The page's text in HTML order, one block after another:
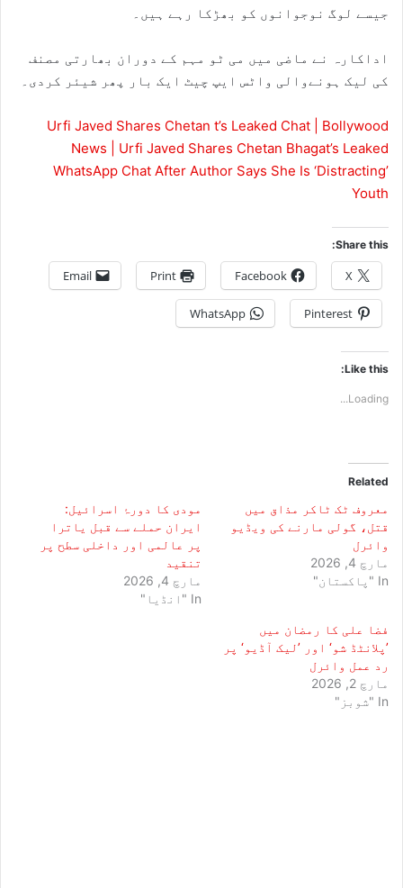
جیسے لوگ نوجوانوں کو بھڑکا رہے ہیں۔
اداکارہ نے ماضی میں می ٹو مہم کے دوران بھارتی مصنف
کی لیک ہونےوالی واٹس ایپ چیٹ ایک بار پھر شیئر کردی۔
Urfi Javed Shares Chetan t’s Leaked Chat | Bollywood
News | Urfi Javed Shares Chetan Bhagat’s Leaked
WhatsApp Chat After Author Says She Is ‘Distracting’
Youth
Share this:
X
Facebook
Print
Email
Pinterest
WhatsApp
Like this:
Loading...
Related
معروف ٹک ٹاکر مذاق میں
قتل، گولی مارنے کی ویڈیو
وائرل
مارچ 4, 2026
In "پاکستان"
مودی کا دورۂ اسرائیل:
ایران حملے سے قبل یاترا
پر عالمی اور داخلی سطح پر
تنقید
مارچ 4, 2026
In "انڈیا"
فضا علی کا رمضان میں
’پلانٹڈ شو‘ اور ’لیک آڈیو‘ پر
رد عمل وائرل
مارچ 2, 2026
In "شوبز"